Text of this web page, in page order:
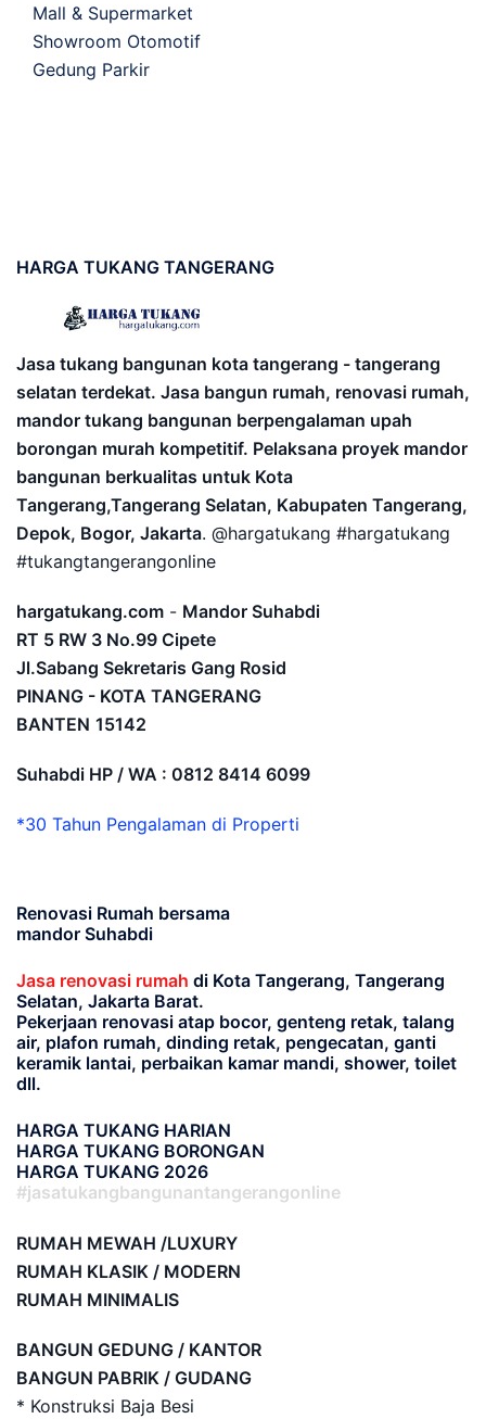
Mall & Supermarket
Showroom Otomotif
Gedung Parkir
HARGA TUKANG TANGERANG
Jasa tukang bangunan kota tangerang - tangerang
selatan terdekat. Jasa bangun rumah, renovasi rumah,
mandor tukang bangunan berpengalaman upah
borongan murah kompetitif. Pelaksana proyek mandor
bangunan berkualitas untuk Kota
Tangerang,Tangerang Selatan, Kabupaten Tangerang,
Depok, Bogor, Jakarta. @hargatukang #hargatukang
#tukangtangerangonline
hargatukang.com - Mandor Suhabdi
RT 5 RW 3 No.99 Cipete
Jl.Sabang Sekretaris Gang Rosid
PINANG - KOTA TANGERANG
BANTEN 15142
Suhabdi HP / WA : 0812 8414 6099
*30 Tahun Pengalaman di Properti
Renovasi Rumah bersama
mandor Suhabdi
Jasa renovasi rumah di Kota Tangerang, Tangerang
Selatan, Jakarta Barat.
Pekerjaan renovasi atap bocor, genteng retak, talang
air, plafon rumah, dinding retak, pengecatan, ganti
keramik lantai, perbaikan kamar mandi, shower, toilet
dll.
HARGA TUKANG HARIAN
HARGA TUKANG BORONGAN
HARGA TUKANG 2026
#jasatukangbangunantangerangonline
RUMAH MEWAH /LUXURY
RUMAH KLASIK / MODERN
RUMAH MINIMALIS
BANGUN GEDUNG / KANTOR
BANGUN PABRIK / GUDANG
* Konstruksi Baja Besi